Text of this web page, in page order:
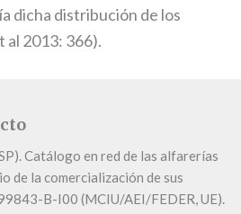
dicha distribución de los
al 2013: 366).
Catálogo en red de las alfarerías
de la comercialización de sus
B-I00 (MCIU/AEI/FEDER, UE).